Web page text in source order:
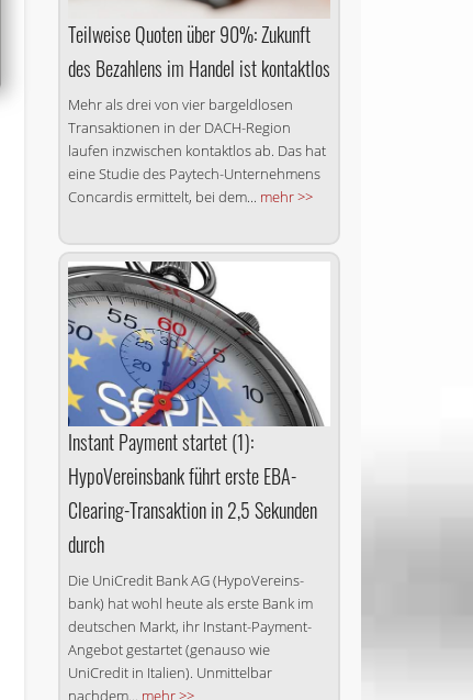
Teilweise Quoten über 90%: Zukunft
des Bezahlens im Handel ist kontaktlos
Mehr als drei von vier bargeldlosen
Transaktionen in der DACH-Region
laufen inzwischen kontaktlos ab. Das hat
eine Studie des Paytech-Unternehmens
Concardis ermittelt, bei dem... mehr >>
Instant Payment startet (1):
HypoVereinsbank führt erste EBA-
Clearing-Transaktion in 2,5 Sekunden
durch
Die UniCredit Bank AG (Hypo­Vereins­
bank) hat wohl heute als erste Bank im
deutschen Markt, ihr Instant-Payment-
Angebot gestartet (genauso wie
UniCredit in Italien). Unmittelbar
nachdem... mehr >>